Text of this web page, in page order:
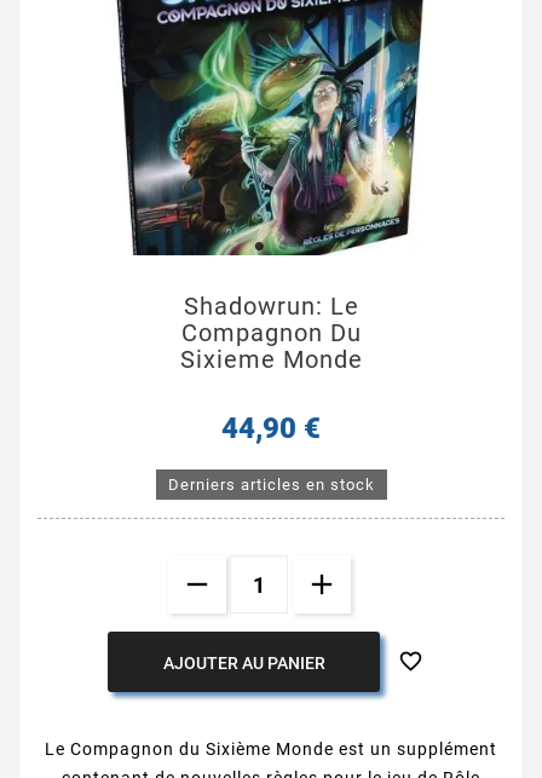
Shadowrun: Le
Compagnon Du
Sixieme Monde
44,90 €
Derniers articles en stock
AJOUTER AU PANIER 
Le Compagnon du Sixième Monde est un supplément